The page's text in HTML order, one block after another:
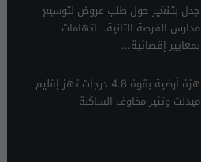
جدل بتـنغير حول طلب عروض لتوسيع
مدارس الفرصة الثانية.. اتهامات
بمعايير إقصائية...
هزة أرضية بقوة 4.8 درجات تهز إقليم
ميدلت وتثير مخاوف الساكنة